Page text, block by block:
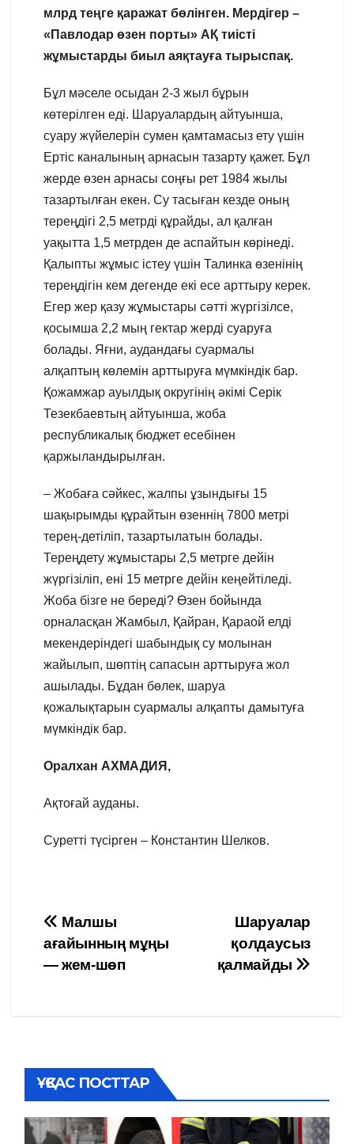
млрд теңге қаражат бөлінген. Мердігер –
«Павлодар өзен порты» АҚ тиісті
жұмыстарды биыл аяқтауға тырыспақ.
Бұл мәселе осыдан 2-3 жыл бұрын
көтерілген еді. Шаруалардың айтуынша,
суару жүйелерін сумен қамтамасыз ету үшін
Ертіс каналының арнасын тазарту қажет. Бұл
жерде өзен арнасы соңғы рет 1984 жылы
тазартылған екен. Су тасыған кезде оның
тереңдігі 2,5 метрді құрайды, ал қалған
уақытта 1,5 метрден де аспайтын көрінеді.
Қалыпты жұмыс істеу үшін Талинка өзенінің
тереңдігін кем дегенде екі есе арттыру керек.
Егер жер қазу жұмыстары сәтті жүргізілсе,
қосымша 2,2 мың гектар жерді суаруға
болады. Яғни, аудандағы суармалы
алқаптың көлемін арттыруға мүмкіндік бар.
Қожамжар ауылдық округінің әкімі Серік
Тезекбаевтың айтуынша, жоба
республикалық бюджет есебінен
қаржыландырылған.
– Жобаға сәйкес, жалпы ұзындығы 15
шақырымды құрайтын өзеннің 7800 метрі
терең-детіліп, тазартылатын болады.
Тереңдету жұмыстары 2,5 метрге дейін
жүргізіліп, ені 15 метрге дейін кеңейтіледі.
Жоба бізге не береді? Өзен бойында
орналасқан Жамбыл, Қайран, Қараой елді
мекендеріндегі шабындық су молынан
жайылып, шөптің сапасын арттыруға жол
ашылады. Бұдан бөлек, шаруа
қожалықтарын суармалы алқапты дамытуға
мүмкіндік бар.
Оралхан АХМАДИЯ,
Ақтоғай ауданы.
Суретті түсірген – Константин Шелков.
Навигация
по
Шаруалар
қолдаусыз
қалмайды
Малшы
ағайынның мұңы
— жем-шөп
ҰҚСАС ПОСТТАР